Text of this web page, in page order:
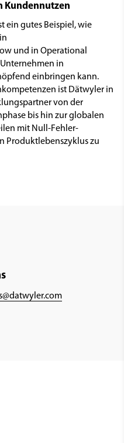
Kundennutzen
ein gutes Beispiel, wie
und in Operational
in
einbringen kann.
ist Dätwyler in
von der
bis hin zur globalen
mit Null-Fehler-
Produktlebenszyklus zu